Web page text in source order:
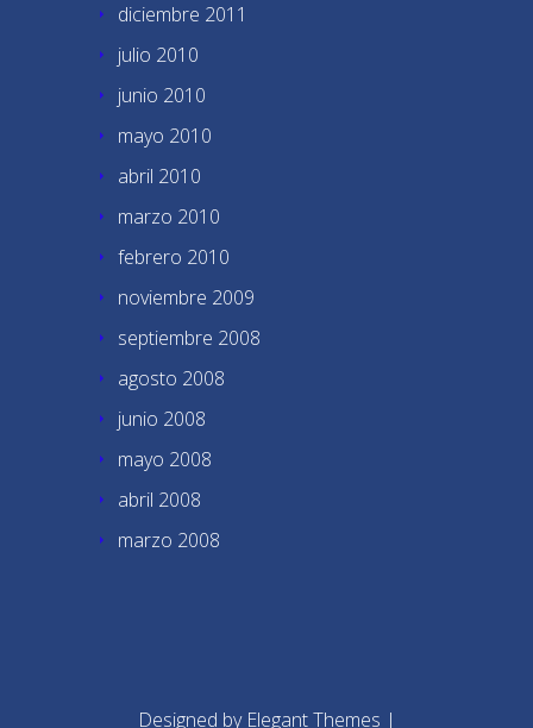
diciembre 2011
julio 2010
junio 2010
mayo 2010
abril 2010
marzo 2010
febrero 2010
noviembre 2009
septiembre 2008
agosto 2008
junio 2008
mayo 2008
abril 2008
marzo 2008
Designed by Elegant Themes |